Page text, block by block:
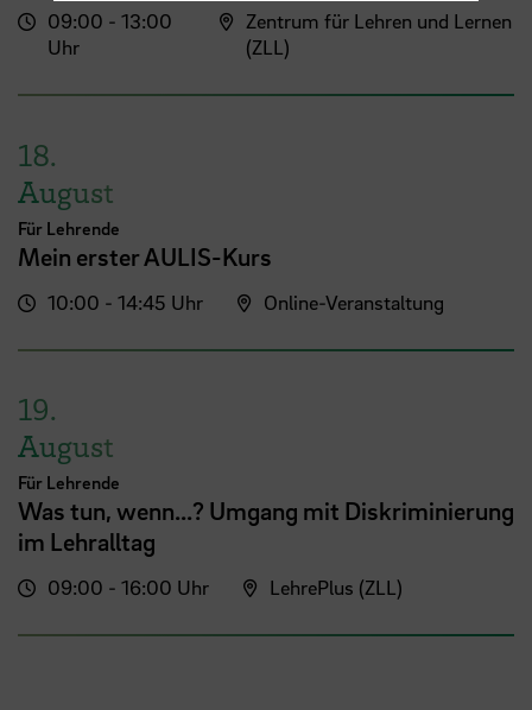
09:00 - 13:00
Uhr
Zentrum für Lehren und Lernen
(ZLL)
18.
August
Für Lehrende
Mein erster AULIS-Kurs
10:00 - 14:45 Uhr Online-Veranstaltung
19.
August
Für Lehrende
Was tun, wenn...? Umgang mit Diskriminierung
im Lehralltag
09:00 - 16:00 Uhr LehrePlus (ZLL)